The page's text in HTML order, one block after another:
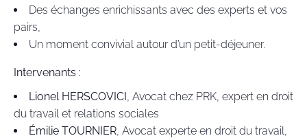
Des échanges enrichissants avec des experts et vos
pairs,
Un moment convivial autour d’un petit-déjeuner.
Intervenants :
Lionel HERSCOVICI , Avocat chez PRK, expert en droit
du travail et relations sociales
Émilie TOURNIER , Avocat experte en droit du travail,